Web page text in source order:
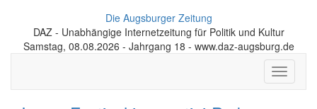
Die Augsburger Zeitung
DAZ - Unabhängige Internetzeitung für Politik und Kultur
Samstag, 08.08.2026 - Jahrgang 18 - www.daz-augsburg.de
Toggle